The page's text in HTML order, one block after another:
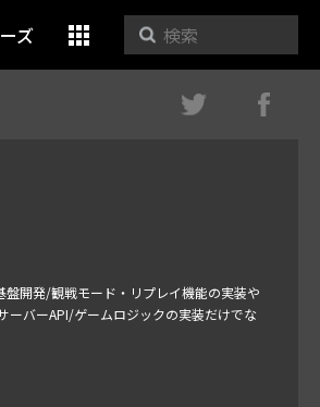
ズ
開発/観戦モード・リプレイ機能の実装や
ーバーAPI/ゲームロジックの実装だけでな